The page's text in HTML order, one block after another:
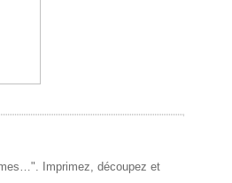
Imprimez, découpez et